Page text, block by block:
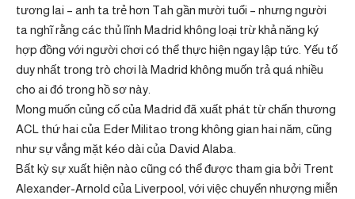
tương lai – anh ta trẻ hơn Tah gần mười tuổi – nhưng người
ta nghĩ rằng các thủ lĩnh Madrid không loại trừ khả năng ký
hợp đồng với người chơi có thể thực hiện ngay lập tức. Yếu tố
duy nhất trong trò chơi là Madrid không muốn trả quá nhiều
cho ai đó trong hồ sơ này.
Mong muốn củng cố của Madrid đã xuất phát từ chấn thương
ACL thứ hai của Eder Militao trong không gian hai năm, cũng
như sự vắng mặt kéo dài của David Alaba.
Bất kỳ sự xuất hiện nào cũng có thể được tham gia bởi Trent
Alexander-Arnold của Liverpool, với việc chuyển nhượng miễn